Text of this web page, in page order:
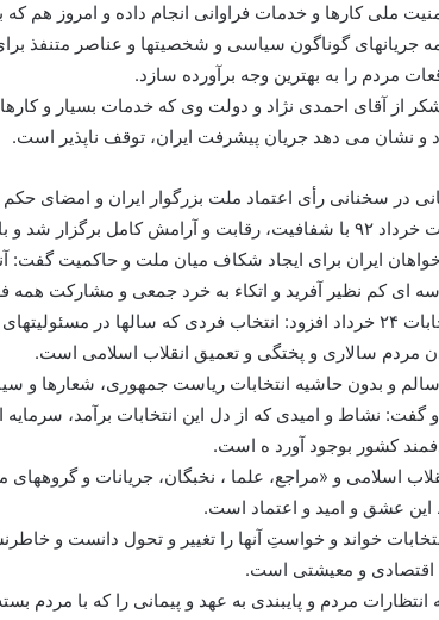
ملی کارها و خدمات فراوانی انجام داده و امروز
جریانهای گوناگون سیاسی و شخصیتها و عناصر متنفذ
مردم را به بهترین وجه برآورده سازد.
از آقای احمدی نژاد و دولت وی که خدمات بسیار و
نشان می دهد جریان پیشرفت ایران، توقف ناپذیر است.
در سخنانی رأی اعتماد ملت بزرگوار ایران و امضای
عموم ملت روبرو گشت.
ایران برای ایجاد شکاف میان ملت و حاکمیت گفت:
ای کم نظیر آفرید و اتکاء به خرد جمعی و مشارکت همه
آقای روحانی در تبیین ابعاد مختلف انتخابات ۲۴ خرداد افزود:
مردم سالاری و پختگی و تعمیق انقلاب اسلامی است.
و بدون حاشیه انتخابات ریاست جمهوری، شعارها و
نشاط و امیدی که از دل این انتخابات برآمد،
کشور بوجود آورد ه است.
عشق و امید و اعتماد است.
خواند و خواستِ آنها را تغییر و تحول دانست و
اقتصادی و معیشتی است.
مردم و پایبندی به عهد و پیمانی را که با مردم